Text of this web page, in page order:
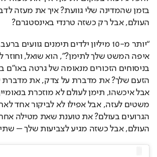
העולם, אבל רק כשזה טרנדי באינסטגרם?
העולם, אבל כשזה מגיע לצביעות שלך –